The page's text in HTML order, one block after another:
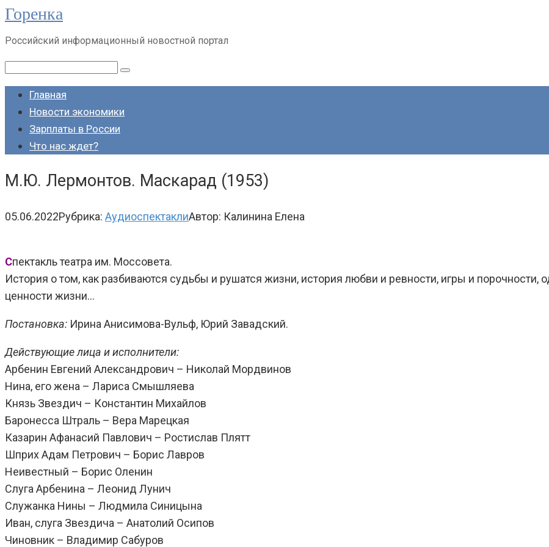
Перейти
контенту
Горенка
Российский информационный новостной портал
Поиск:
Главная
Новости экономики
Зарплаты в России
Что нас ждет?
М.Ю. Лермонтов. Маскарад (1953)
05.06.2022Рубрика: АудиоспектаклиАвтор: Калинина Елена
Спектакль театра им. Моссовета.
История о том, как разбиваются судьбы и рушатся жизни, история любви и ревности, игры и порочности,
ценности жизни…
Постановка: Ирина Анисимова-Вульф, Юрий Завадский.
Действующие лица и исполнители:
Арбенин Евгений Александрович – Николай Мордвинов
Нина, его жена – Лариса Смышляева
Князь Звездич – Константин Михайлов
Баронесса Штраль – Вера Марецкая
Казарин Афанасий Павлович – Ростислав Плятт
Шприх Адам Петрович – Борис Лавров
Неивестный – Борис Оленин
Слуга Арбенина – Леонид Лунич
Служанка Нины – Людмила Синицына
Иван, слуга Звездича – Анатолий Осипов
Чиновник – Владимир Сабуров